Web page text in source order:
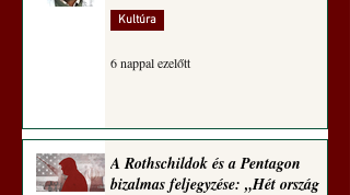
Kultúra
6 nappal ezelőtt
A Rothschildok és a Pentagon
bizalmas feljegyzése: „Hét ország